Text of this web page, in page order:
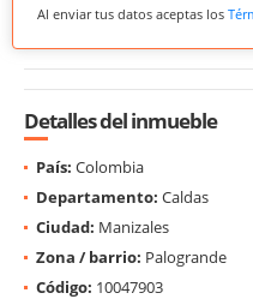
Al enviar tus datos aceptas los
Detalles del inmueble
País: Colombia
Departamento: Caldas
Ciudad: Manizales
Zona / barrio: Palogrande
Código: 10047903